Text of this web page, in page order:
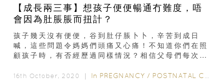
【成長兩三事】想孩子便便暢通冇難度，唔
會因為肚脹脹而扭計？
孩子幾天沒有便便，谷到肚仔脹卜卜，辛苦到成日
喊，這些問題令媽媽們頭痛又心痛！不知道你們在照
顧孩子時，有否經歷過同樣情況？相信父母們每次幫
16th October, 2020 ｜ In PREGNANCY / POSTNATAL CARE